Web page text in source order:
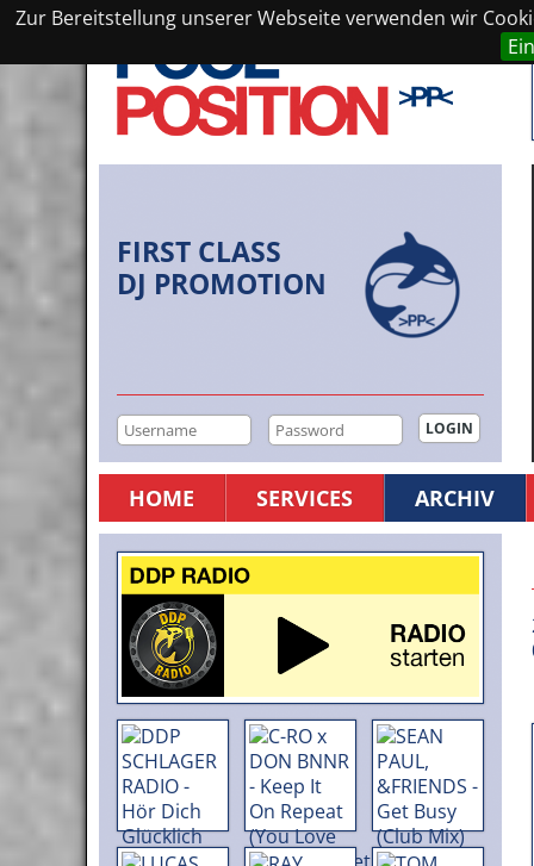
Zur Bereitstellung unserer Webseite verwenden wir
FIRST CLASS
DJ PROMOTION
HOME SERVICES ARCHIV